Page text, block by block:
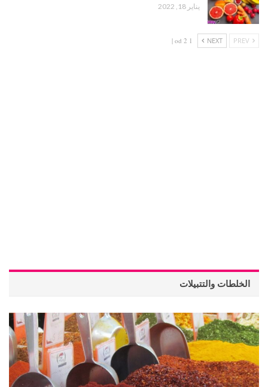
يناير 18, 2022
NEXT
1 od 2 |
الخلطات والتتبيلات